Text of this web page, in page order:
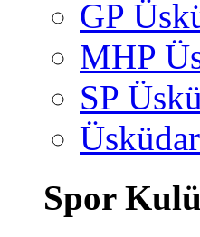
GP
MHP
SP
Spor